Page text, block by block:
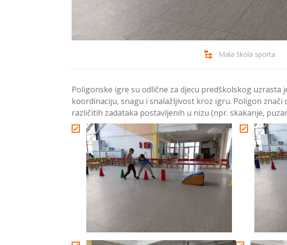
Mala škola sporta
Poligonske igre su odlične za djecu predškolskog
koordinaciju, snagu i snalažljivost kroz igru. Poligon znači
različitih zadataka postavljenih u nizu (npr. skakanje,